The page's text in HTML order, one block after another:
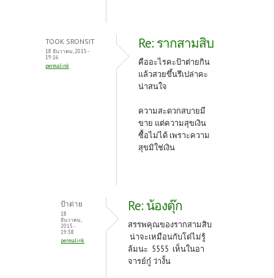
TOOK SRONSIT
18 ธันวาคม, 2015 -
19:16
permalink
Re: รากสามสิบ
คืออะไรคะป้าต่ายกิน
แล้วสวยขึ้นรึเปล่าคะ
น่าสนใจ
ความสะดวกสบายมี
ขาย แต่ความสุขเงิน
ซื้อไม่ได้ เพราะความ
สุขมิใช่เงิน
ป้าต่าย
18
ธันวาคม,
2015 -
19:38
permalink
Re: น้องตุ๊ก
สรรพคุณของรากสามสิบ
น่าจะเหมือนกับโด่ไม่รู้
ล้มนะ 5555 เห็นในอา
จารย์กู๋ ว่างั้น